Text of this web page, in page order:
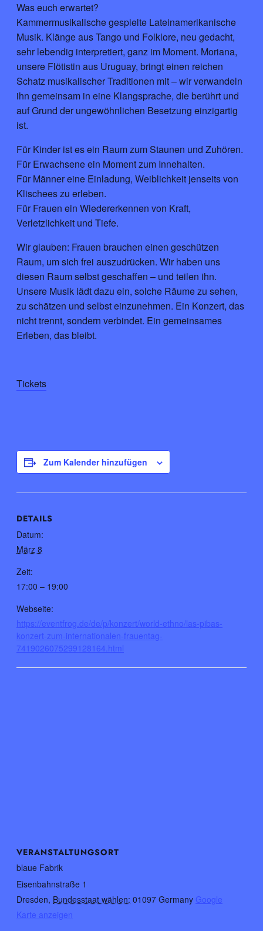
Was euch erwartet?
Kammermusikalische gespielte Lateinamerikanische
Musik. Klänge aus Tango und Folklore, neu gedacht,
sehr lebendig interpretiert, ganz im Moment. Moriana,
unsere Flötistin aus Uruguay, bringt einen reichen
Schatz musikalischer Traditionen mit – wir verwandeln
ihn gemeinsam in eine Klangsprache, die berührt und
auf Grund der ungewöhnlichen Besetzung einzigartig
ist.
Für Kinder ist es ein Raum zum Staunen und Zuhören.
Für Erwachsene ein Moment zum Innehalten.
Für Männer eine Einladung, Weiblichkeit jenseits von
Klischees zu erleben.
Für Frauen ein Wiedererkennen von Kraft,
Verletzlichkeit und Tiefe.
Wir glauben: Frauen brauchen einen geschützen
Raum, um sich frei auszudrücken. Wir haben uns
diesen Raum selbst geschaffen – und teilen ihn.
Unsere Musik lädt dazu ein, solche Räume zu sehen,
zu schätzen und selbst einzunehmen. Ein Konzert, das
nicht trennt, sondern verbindet. Ein gemeinsames
Erleben, das bleibt.
Tickets
Zum Kalender hinzufügen
DETAILS
Datum:
März 8
Zeit:
17:00 – 19:00
Webseite:
https://eventfrog.de/de/p/konzert/world-ethno/las-pibas-
konzert-zum-internationalen-frauentag-
7419026075299128164.html
VERANSTALTUNGSORT
blaue Fabrik
Eisenbahnstraße 1
Dresden, Bundesstaat wählen: 01097 Germany Google
Karte anzeigen